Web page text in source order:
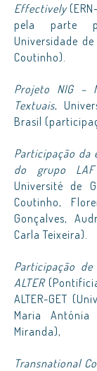
Effectively
pela parte
Universidade
Coutinho).
Projeto NIG –
Textuais,
Brasil
Participação da
do grupo LAF
Université de
Coutinho,
Gonçalves,
Carla Teixeira).
Participação
ALTER
ALTER-GET
Maria Antónia
Miranda),
Transnational